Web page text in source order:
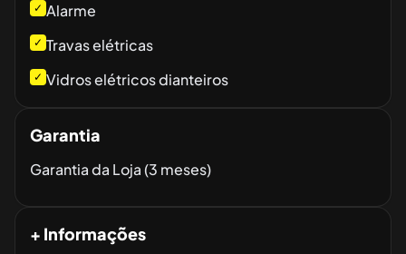
✓ Alarme
✓ Travas elétricas
✓ Vidros elétricos dianteiros
Garantia
Garantia da Loja (3 meses)
+ Informações